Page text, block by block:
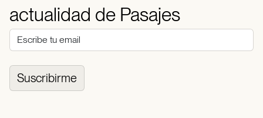
actualidad de Pasajes
Suscribirme